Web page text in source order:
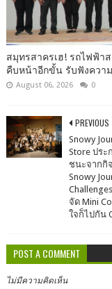
สมุทรสาครเฮ! รถไฟฟ้า
คืบหน้าอีกขั้น รับฟังควา
August 06, 2026 0
PREVIOUS
Snowy
Store ประ
ชนะจากกิ
Snowy
จัด Mini
ใจก็ไปกัน
POST A COMMENT
ไม่มีความคิดเห็น